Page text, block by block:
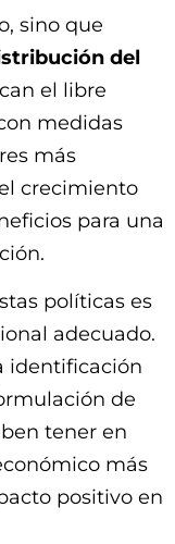
sino que
del
el libre
medidas
más
crecimiento
para una
políticas es
adecuado.
identificación
de
tener en
más
positivo en